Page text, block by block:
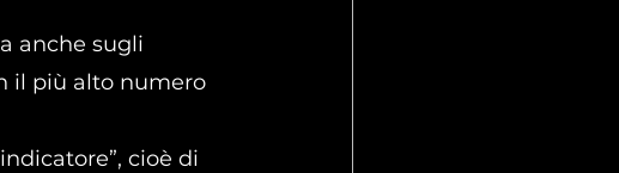
anche sugli
il più alto numero
cioè di